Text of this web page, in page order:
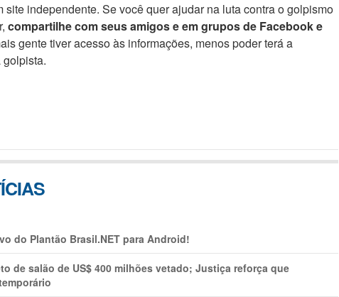
site independente. Se você quer ajudar na luta contra o golpismo
compartilhe com seus amigos e em grupos de Facebook e
gente tiver acesso às informações, menos poder terá a
do Plantão Brasil.NET para Android!
de salão de US$ 400 milhões vetado; Justiça reforça que